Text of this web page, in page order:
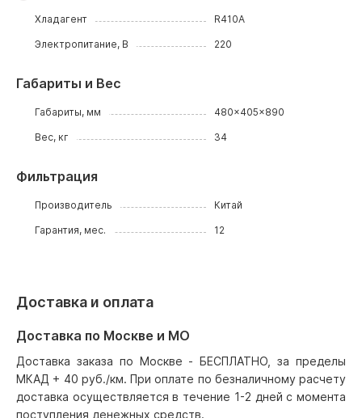
Хладагент R410A
Электропитание, В 220
Габариты и Вес
Габариты, мм 480x405x890
Вес, кг 34
Фильтрация
Производитель Китай
Гарантия, мес. 12
Доставка и оплата
Доставка по Москве и МО
Доставка заказа по Москве - БЕСПЛАТНО, за пределы
МКАД + 40 руб./км. При оплате по безналичному расчету
доставка осуществляется в течение 1-2 дней с момента
поступления денежных средств.